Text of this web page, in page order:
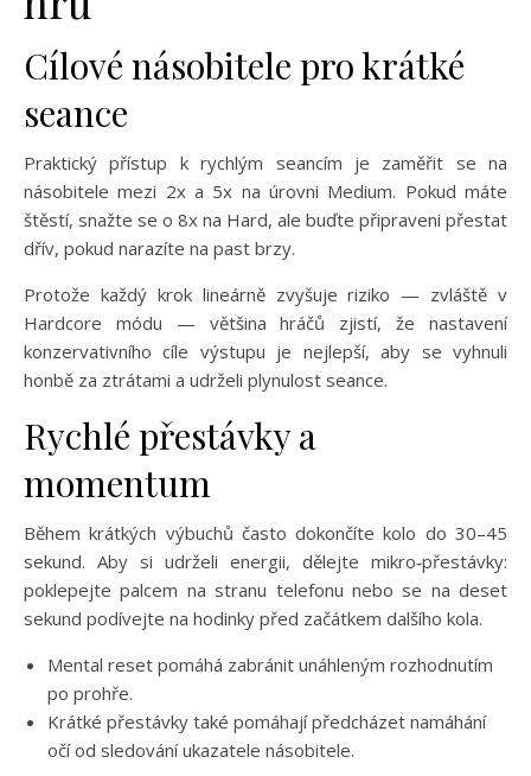
Cílové násobitele pro krátké
seance
Praktický přístup k rychlým seancím je zaměřit se na
násobitele mezi 2x a 5x na úrovni Medium. Pokud máte
štěstí, snažte se o 8x na Hard, ale buďte připraveni přestat
dřív, pokud narazíte na past brzy.
Protože každý krok lineárně zvyšuje riziko — zvláště v
Hardcore módu — většina hráčů zjistí, že nastavení
konzervativního cíle výstupu je nejlepší, aby se vyhnuli
honbě za ztrátami a udrželi plynulost seance.
Rychlé přestávky a
momentum
Během krátkých výbuchů často dokončíte kolo do 30–45
sekund. Aby si udrželi energii, dělejte mikro‑přestávky:
poklepejte palcem na stranu telefonu nebo se na deset
sekund podívejte na hodinky před začátkem dalšího kola.
Mental reset pomáhá zabránit unáhleným rozhodnutím
po prohře.
Krátké přestávky také pomáhají předcházet namáhání
očí od sledování ukazatele násobitele.